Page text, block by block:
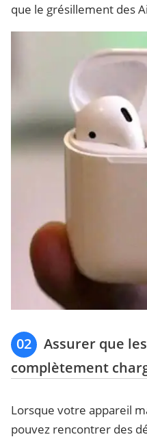
que le grésillement des
02
Assurer que
complètement
Lorsque votre appareil
pouvez rencontrer des